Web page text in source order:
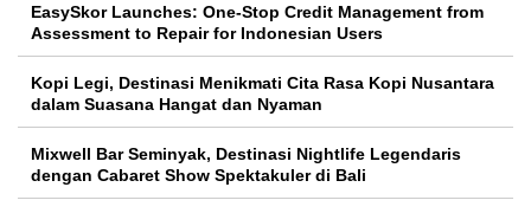
EasySkor Launches: One-Stop Credit Management from
Assessment to Repair for Indonesian Users
Kopi Legi, Destinasi Menikmati Cita Rasa Kopi Nusantara
dalam Suasana Hangat dan Nyaman
Mixwell Bar Seminyak, Destinasi Nightlife Legendaris
dengan Cabaret Show Spektakuler di Bali